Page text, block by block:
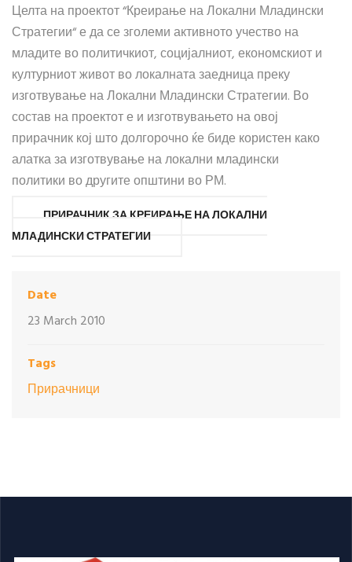
Целта на проектот “Креирање на Локални Младински
Стратегии“ е да се зголеми активното учество на
младите во политичкиот, социјалниот, економскиот и
културниот живот во локалната заедница преку
изготвување на Локални Младински Стратегии. Во
состав на проектот е и изготвувањето на овој
прирачник кој што долгорочно ќе биде користен како
алатка за изготвување на локални младински
политики во другите општини во РМ.
ПРИРАЧНИК ЗА КРЕИРАЊЕ НА ЛОКАЛНИ
МЛАДИНСКИ СТРАТЕГИИ
Date
23 March 2010
Tags
Прирачници